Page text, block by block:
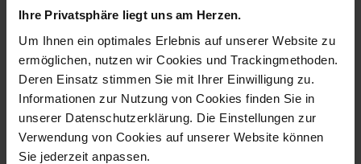
Ihre Privatsphäre liegt uns am Herzen.
Um Ihnen ein optimales Erlebnis auf unserer Website zu
ermöglichen, nutzen wir Cookies und Trackingmethoden.
Deren Einsatz stimmen Sie mit Ihrer Einwilligung zu.
Informationen zur Nutzung von Cookies finden Sie in
unserer Datenschutzerklärung. Die Einstellungen zur
Verwendung von Cookies auf unserer Website können
Sie jederzeit anpassen.